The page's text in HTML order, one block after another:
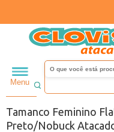
Menu
Feminino
Tamanco Feminino
Preto/Nobuck